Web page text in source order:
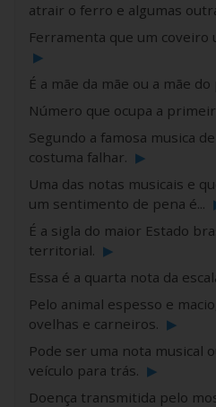
atrair o ferro e algumas
Ferramenta que um coveiro
▶
É a mãe da mãe ou a mãe do
Número que ocupa a
Segundo a famosa musica
costuma falhar. ▶
Uma das notas musicais e
um sentimento de pena é...
É a sigla do maior Estado
territorial. ▶
Essa é a quarta nota da
Pelo animal espesso e
ovelhas e carneiros. ▶
Pode ser uma nota musical
veículo para trás. ▶
Doença transmitida pelo